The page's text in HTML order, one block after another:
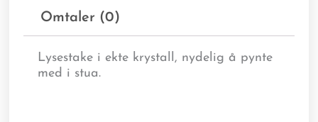
Omtaler (0)
Lysestake i ekte krystall, nydelig å pynte
med i stua.